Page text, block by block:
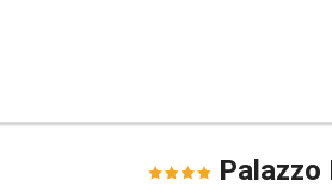
Palazzo